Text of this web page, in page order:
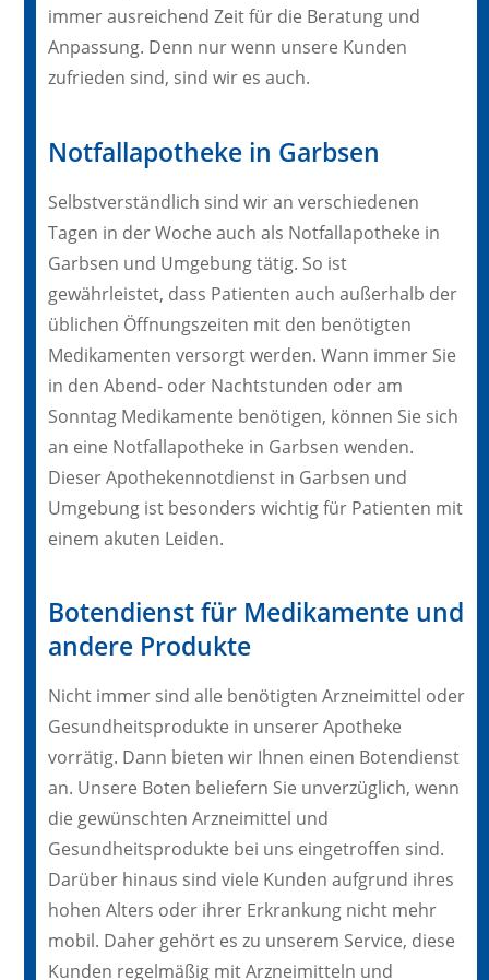
immer ausreichend Zeit für die Beratung und
Anpassung. Denn nur wenn unsere Kunden
zufrieden sind, sind wir es auch.
Notfallapotheke in Garbsen
Selbstverständlich sind wir an verschiedenen
Tagen in der Woche auch als Notfallapotheke in
Garbsen und Umgebung tätig. So ist
gewährleistet, dass Patienten auch außerhalb der
üblichen Öffnungszeiten mit den benötigten
Medikamenten versorgt werden. Wann immer Sie
in den Abend- oder Nachtstunden oder am
Sonntag Medikamente benötigen, können Sie sich
an eine Notfallapotheke in Garbsen wenden.
Dieser Apothekennotdienst in Garbsen und
Umgebung ist besonders wichtig für Patienten mit
einem akuten Leiden.
Botendienst für Medikamente und
andere Produkte
Nicht immer sind alle benötigten Arzneimittel oder
Gesundheitsprodukte in unserer Apotheke
vorrätig. Dann bieten wir Ihnen einen Botendienst
an. Unsere Boten beliefern Sie unverzüglich, wenn
die gewünschten Arzneimittel und
Gesundheitsprodukte bei uns eingetroffen sind.
Darüber hinaus sind viele Kunden aufgrund ihres
hohen Alters oder ihrer Erkrankung nicht mehr
mobil. Daher gehört es zu unserem Service, diese
Kunden regelmäßig mit Arzneimitteln und